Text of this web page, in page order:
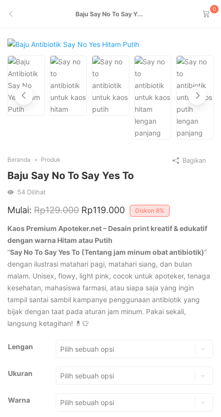
Baju Say No To Say Y...
0
Beranda Produk
Baju Say No To Say Yes To
54 Dilihat
Mulai: Rp129.000 Rp119.000 Diskon 8%
Kaos Premium Apoteker.net – Desain print kreatif & edukatif
dengan warna Hitam atau Putih
“Say No To Say Yes To (Tentang jam minum obat antibiotik)”
dengan ilustrasi matahari pagi, matahari siang, dan bulan
malam. Unisex, flowy, light pink, cocok untuk apoteker, tenaga
kesehatan, mahasiswa farmasi, atau siapa saja yang ingin
tampil santai sambil kampanye penggunaan antibiotik yang
bijak dengan taat pada aturan jam minum. Pakai sekali,
langsung ketagihan! 💊👕
Lengan
Ukuran
Warna
Bagikan